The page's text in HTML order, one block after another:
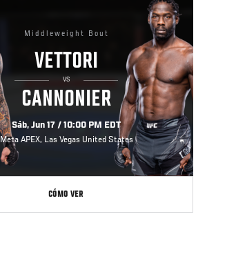
Middleweight Bout
VETTORI
VS
CANNONIER
Sáb, Jun 17 / 10:00 PM EDT
Meta APEX, Las Vegas United States
CÓMO VER